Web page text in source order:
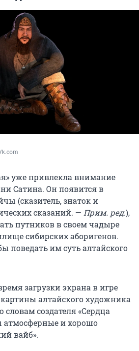
уже привлекла внимание
Сатина. Он появится в
(сказитель, знаток и
сказаний. — Прим. ред.),
путников в своем чадыре
сибирских аборигенов.
поведать им суть алтайского
загрузки экрана в игре
алтайского художника
создателя «Сердца
атмосферные и хорошо
вайб».